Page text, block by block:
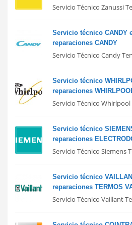
Servicio Técnico Zanussi
Servicio técnico CANDY
reparaciones CANDY
Servicio Técnico Candy
Servicio técnico
reparaciones
Servicio Técnico
Servicio técnico
reparaciones
Servicio Técnico Siemens
Servicio técnico
reparaciones TERMOS
Servicio Técnico Vaillant